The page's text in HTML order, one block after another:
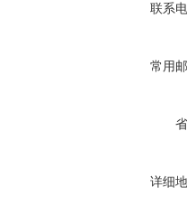
联系
常用
详细